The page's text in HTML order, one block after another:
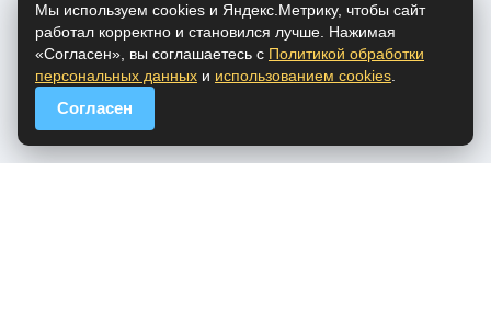
Мы используем cookies и Яндекс.Метрику, чтобы сайт
работал корректно и становился лучше. Нажимая
«Согласен», вы соглашаетесь с Политикой обработки
персональных данных и использованием cookies
Согласен